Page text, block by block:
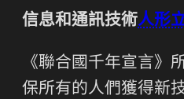
信息和通訊技術人形
《聯合國千年宣言》
保所有的人們獲得新